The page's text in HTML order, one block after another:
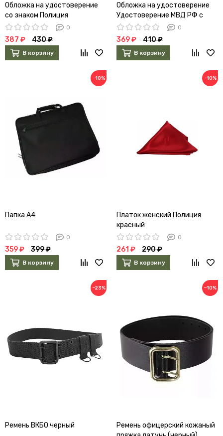
Обложка на удостоверение
со знаком Полиция
0
387 ₽ 430 ₽
В корзину
Обложка на удостоверение
Удостоверение МВД РФ с
окошком (бордовая)
0
369 ₽ 410 ₽
В корзину
−10%
Папка А4
0
359 ₽ 399 ₽
В корзину
−10%
Платок женский Полиция
красный
0
261 ₽ 290 ₽
В корзину
−23%
Ремень ВКБО черный
−10%
Ремень офицерский кожаный